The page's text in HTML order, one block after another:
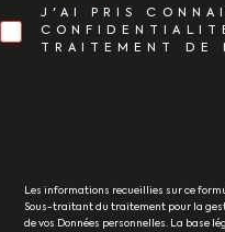
J'AI PRIS
TRAITEMENT DE
Les informations recueillies sur ce
Sous-traitant du traitement pour la
de vos Données personnelles. La base